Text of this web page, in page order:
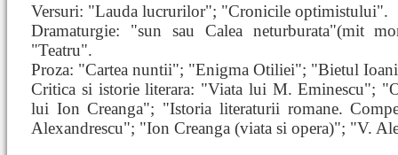
Versuri: "Lauda lucrurilor"; "Cronicile optimistului".
Dramaturgie: "sun sau Calea neturburata"(mit
"Teatru".
Proza: "Cartea nuntii"; "Enigma Otiliei"; "Bietul
Critica si istorie literara: "Viata lui M. Eminescu";
lui Ion Creanga"; "Istoria literaturii romane.
Alexandrescu"; "Ion Creanga (viata si opera)"; "V.